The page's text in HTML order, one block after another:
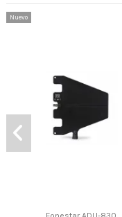
Nuevo